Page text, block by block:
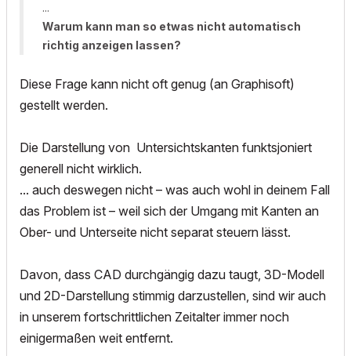
...
Warum kann man so etwas nicht automatisch
richtig anzeigen lassen?
Diese Frage kann nicht oft genug (an Graphisoft)
gestellt werden.
Die Darstellung von Untersichtskanten funktsjoniert
generell nicht wirklich.
... auch deswegen nicht – was auch wohl in deinem Fall
das Problem ist – weil sich der Umgang mit Kanten an
Ober- und Unterseite nicht separat steuern lässt.
Davon, dass CAD durchgängig dazu taugt, 3D-Modell
und 2D-Darstellung stimmig darzustellen, sind wir auch
in unserem fortschrittlichen Zeitalter immer noch
einigermaßen weit entfernt.